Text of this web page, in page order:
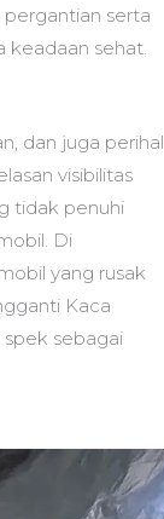
serta
keadaan sehat.
dan juga perihal
visibilitas
tidak penuhi
Di
yang rusak
Kaca
spek sebagai